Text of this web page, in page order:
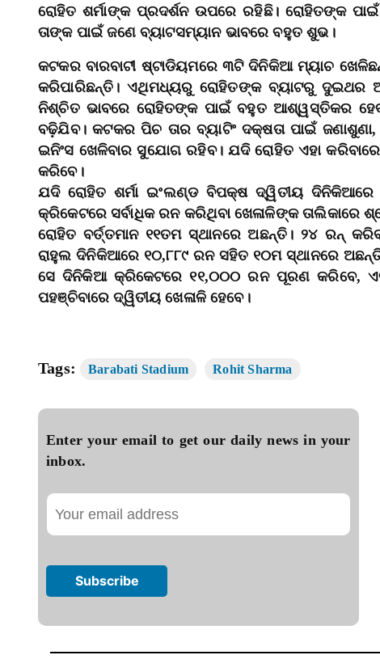
ରୋହିତ ଶର୍ମାଙ୍କ ପ୍ରଦର୍ଶନ ଉପରେ ରହିଛି। ରୋହିତଙ୍କ
ତାଙ୍କ ପାଇଁ ଜଣେ ବ୍ୟାଟସମ୍ୟାନ ଭାବରେ ବହୁତ ଶୁଭ।
କଟକର ବାରବାଟୀ ଷ୍ଟାଡିୟମରେ ୩ଟି ଦିନିକିଆ ମ୍ୟାଚ
କରିପାରିଛନ୍ତି। ଏଥିମଧ୍ୟରୁ ରୋହିତଙ୍କ ବ୍ୟାଟରୁ ଦୁଇଥର
ନିଶ୍ଚିତ ଭାବରେ ରୋହିତଙ୍କ ପାଇଁ ବହୁତ ଆଶ୍ୱସ୍ତିକର
ବଢ଼ିଯିବ। କଟକର ପିଚ ତାର ବ୍ୟାଟିଂ ଦକ୍ଷତା ପାଇଁ
ଇନିଂସ ଖେଳିବାର ସୁଯୋଗ ରହିବ। ଯଦି ରୋହିତ ଏହା
କରିବେ।
ଯଦି ରୋହିତ ଶର୍ମା ଇଂଲଣ୍ଡ ବିପକ୍ଷ ଦ୍ୱିତୀୟ
କ୍ରିକେଟରେ ସର୍ବାଧିକ ରନ କରିଥିବା ଖେଳାଳିଙ୍କ
ରୋହିତ ବର୍ତ୍ତମାନ ୧୧ତମ ସ୍ଥାନରେ ଅଛନ୍ତି। ୨୪ ରନ୍‌
ରାହୁଲ ଦିନିକିଆରେ ୧୦,୮୮୯ ରନ ସହିତ ୧୦ମ ସ୍ଥାନରେ
ସେ ଦିନିକିଆ କ୍ରିକେଟରେ ୧୧,୦୦୦ ରନ ପୂରଣ କରିବେ,
ପହଞ୍ଚିବାରେ ଦ୍ୱିତୀୟ ଖେଳାଳି ହେବେ।
Tags: Barabati Stadium Rohit Sharma
Enter your email to get our daily news in your
inbox.